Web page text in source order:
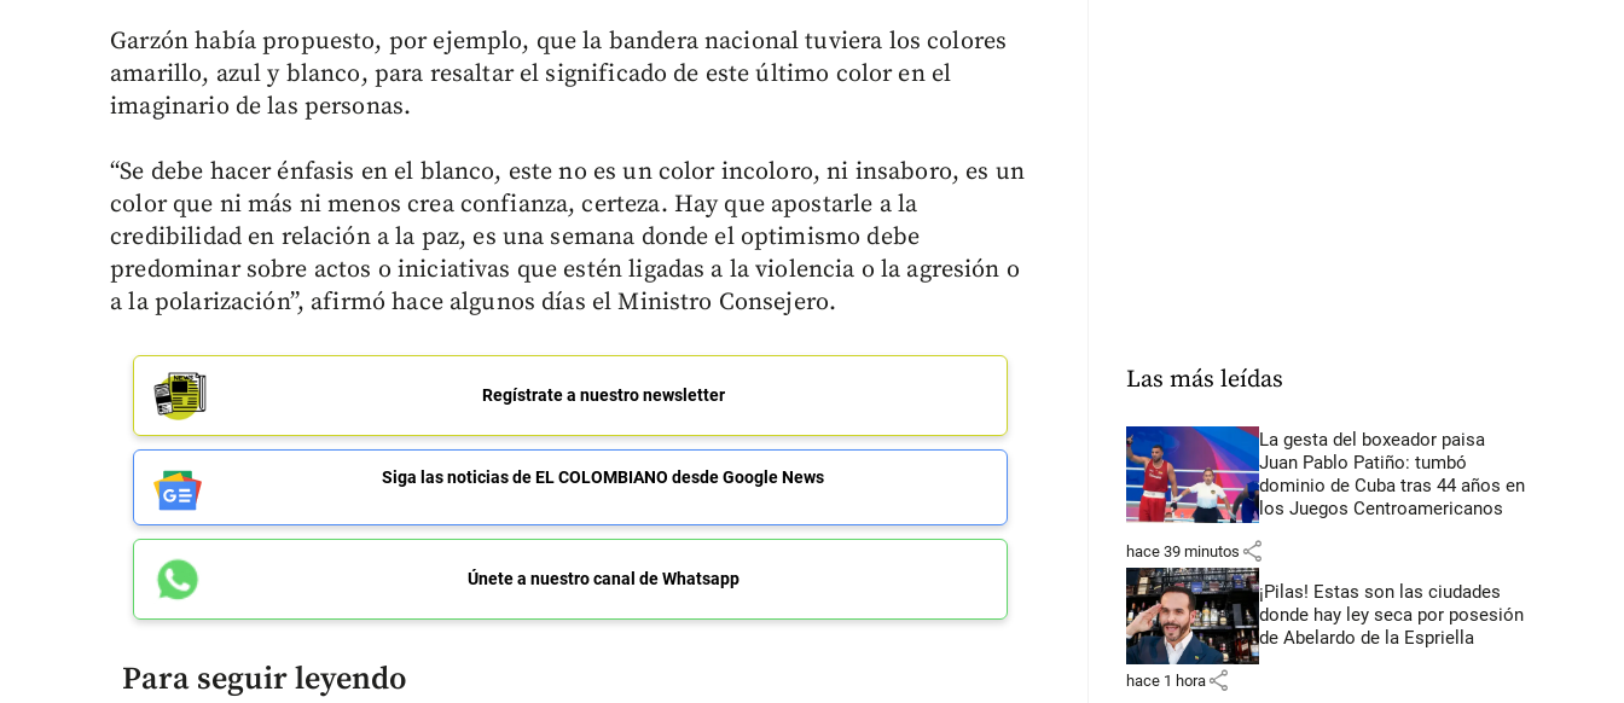
Garzón había propuesto, por ejemplo, que la bandera nacional tuviera los colores
amarillo, azul y blanco, para resaltar el significado de este último color en el
imaginario de las personas.
“Se debe hacer énfasis en el blanco, este no es un color incoloro, ni insaboro, es un
color que ni más ni menos crea confianza, certeza. Hay que apostarle a la
credibilidad en relación a la paz, es una semana donde el optimismo debe
predominar sobre actos o iniciativas que estén ligadas a la violencia o la agresión o
a la polarización”, afirmó hace algunos días el Ministro Consejero.
Regístrate a nuestro newsletter
Siga las noticias de EL COLOMBIANO desde Google News
Únete a nuestro canal de Whatsapp
Para seguir leyendo
Las más leídas
La gesta del boxeador paisa
Juan Pablo Patiño: tumbó
dominio de Cuba tras 44 años en
los Juegos Centroamericanos
hace 39 minutos share
¡Pilas! Estas son las ciudades
donde hay ley seca por posesión
de Abelardo de la Espriella
hace 1 hora share